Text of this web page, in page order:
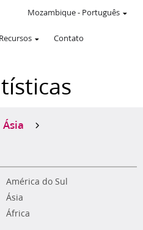
Recursos Contato
Mozambique- Português
Ásia
América do Sul
Ásia
África